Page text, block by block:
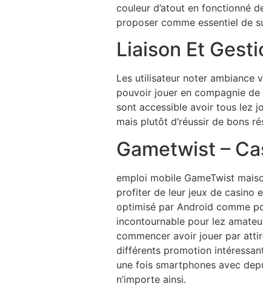
couleur d’atout en fonctionné
proposer comme essentiel de
Liaison Et
Les utilisateur noter ambiance
pouvoir jouer en compagnie
sont accessible avoir tous lez
mais plutôt d’réussir de bons
Gametwist –
emploi mobile GameTwist
profiter de leur jeux de casino
optimisé par Android comme
incontournable pour lez
commencer avoir jouer par
différents promotion
une fois smartphones avec
n’importe ainsi.